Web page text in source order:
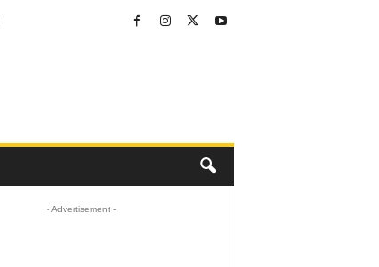
- Advertisement -